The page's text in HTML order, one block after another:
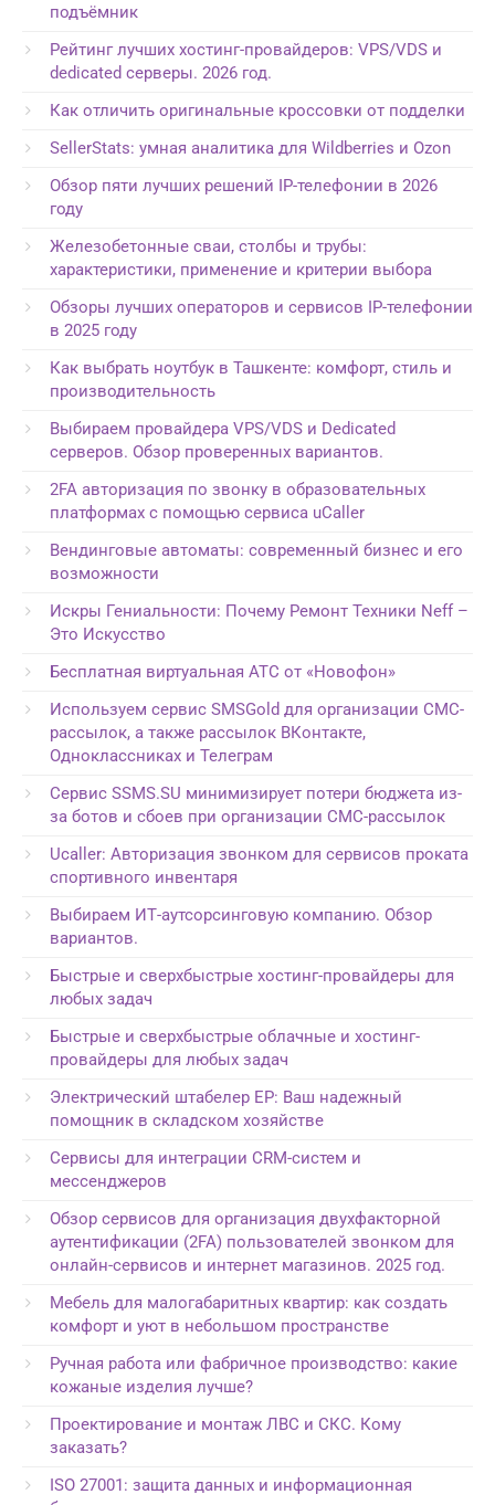
подъёмник
Рейтинг лучших хостинг-провайдеров: VPS/VDS и
dedicated серверы. 2026 год.
Как отличить оригинальные кроссовки от подделки
SellerStats: умная аналитика для Wildberries и Ozon
Обзор пяти лучших решений IP-телефонии в 2026
году
Железобетонные сваи, столбы и трубы:
характеристики, применение и критерии выбора
Обзоры лучших операторов и сервисов IP-телефонии
в 2025 году
Как выбрать ноутбук в Ташкенте: комфорт, стиль и
производительность
Выбираем провайдера VPS/VDS и Dedicated
серверов. Обзор проверенных вариантов.
2FA авторизация по звонку в образовательных
платформах с помощью сервиса uCaller
Вендинговые автоматы: современный бизнес и его
возможности
Искры Гениальности: Почему Ремонт Техники Neff –
Это Искусство
Бесплатная виртуальная АТС от «Новофон»
Используем сервис SMSGold для организации СМС-
рассылок, а также рассылок ВКонтакте,
Одноклассниках и Телеграм
Сервис SSMS.SU минимизирует потери бюджета из-
за ботов и сбоев при организации СМС-рассылок
Ucaller: Авторизация звонком для сервисов проката
спортивного инвентаря
Выбираем ИТ-аутсорсинговую компанию. Обзор
вариантов.
Быстрые и сверхбыстрые хостинг-провайдеры для
любых задач
Быстрые и сверхбыстрые облачные и хостинг-
провайдеры для любых задач
Электрический штабелер EP: Ваш надежный
помощник в складском хозяйстве
Сервисы для интеграции CRM-систем и
мессенджеров
Обзор сервисов для организация двухфакторной
аутентификации (2FA) пользователей звонком для
онлайн-сервисов и интернет магазинов. 2025 год.
Мебель для малогабаритных квартир: как создать
комфорт и уют в небольшом пространстве
Ручная работа или фабричное производство: какие
кожаные изделия лучше?
Проектирование и монтаж ЛВС и СКС. Кому
заказать?
ISO 27001: защита данных и информационная